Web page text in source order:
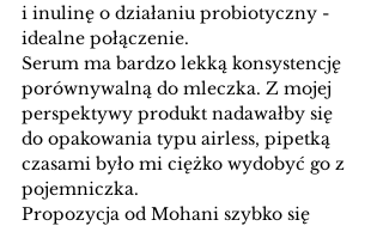
i inulinę o działaniu probiotyczny -
idealne połączenie.
Serum ma bardzo lekką konsystencję
porównywalną do mleczka. Z mojej
perspektywy produkt nadawałby się
do opakowania typu airless, pipetką
czasami było mi ciężko wydobyć go z
pojemniczka.
Propozycja od Mohani szybko się